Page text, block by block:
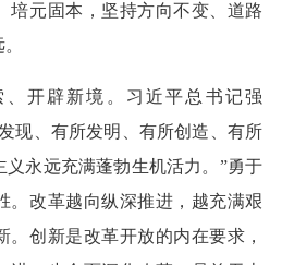
培元固本，坚持方向不变、道路
开辟新境。习近平总书记强
现、有所发明、有所创造、有所
永远充满蓬勃生机活力。”勇于
。改革越向纵深推进，越充满艰
。创新是改革开放的内在要求，